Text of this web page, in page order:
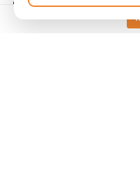
Under dessa förhållanden